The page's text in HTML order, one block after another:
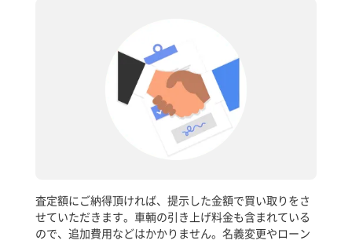
査定額にご納得頂ければ、提示した金額で買い取りをさ
せていただきます。車輌の引き上げ料金も含まれている
ので、追加費用などはかかりません。名義変更やローン